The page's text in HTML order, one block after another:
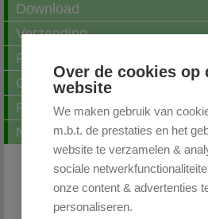
Over de cookies op
website
We maken gebruik van
m.b.t. de prestaties en het
website te verzamelen &
sociale
onze content & advertenties
personaliseren.
Download
Verzending
Fotoalbum
Openingstijden
FAQ
Nieuwsbrief